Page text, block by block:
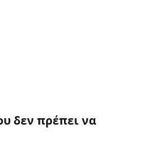
δεν πρέπει να